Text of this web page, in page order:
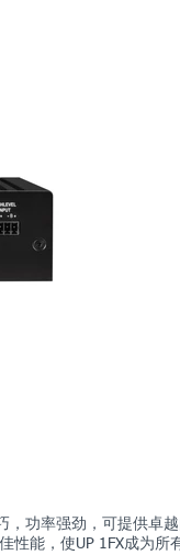
，功率强劲，可提供卓
能，使UP 1FX成为所